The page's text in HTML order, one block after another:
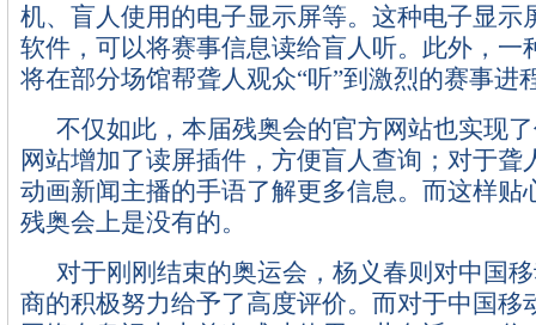
机、盲人使用的电子显示屏等。这种电子显示
软件，可以将赛事信息读给盲人听。此外，一
将在部分场馆帮聋人观众“听”到激烈的赛事进
不仅如此，本届残奥会的官方网站也实现
网站增加了读屏插件，方便盲人查询；对于聋
动画新闻主播的手语了解更多信息。而这样贴
残奥会上是没有的。
对于刚刚结束的奥运会，杨义春则对中国
商的积极努力给予了高度评价。而对于中国移